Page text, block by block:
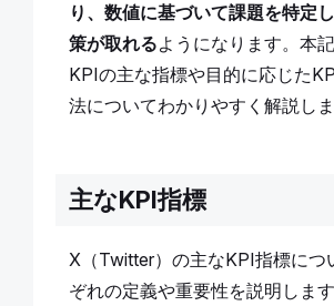
り、数値に基づいて課題を特定
策が取れるようになります。本記
KPIの主な指標や目的に応じた
法についてわかりやすく解説しま
主なKPI指標
X（Twitter）の主なKPI指標につ
ぞれの定義や重要性を説明しま